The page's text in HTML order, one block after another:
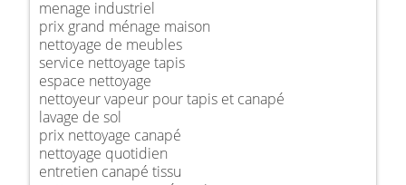
menage industriel
prix grand ménage maison
nettoyage de meubles
service nettoyage tapis
espace nettoyage
nettoyeur vapeur pour tapis et canapé
lavage de sol
prix nettoyage canapé
nettoyage quotidien
entretien canapé tissu